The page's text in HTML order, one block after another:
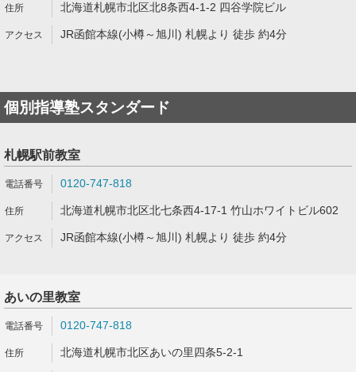
北海道札幌市北区北8条西4-1-2 四谷学院ビル
JR函館本線(小樽～旭川) 札幌より 徒歩 約4分
個別指導塾スタンダード
札幌駅前教室
0120-747-818
北海道札幌市北区北七条西4-17-1 竹山ホワイトビル602
JR函館本線(小樽～旭川) 札幌より 徒歩 約4分
あいの里教室
0120-747-818
北海道札幌市北区あいの里四条5-2-1